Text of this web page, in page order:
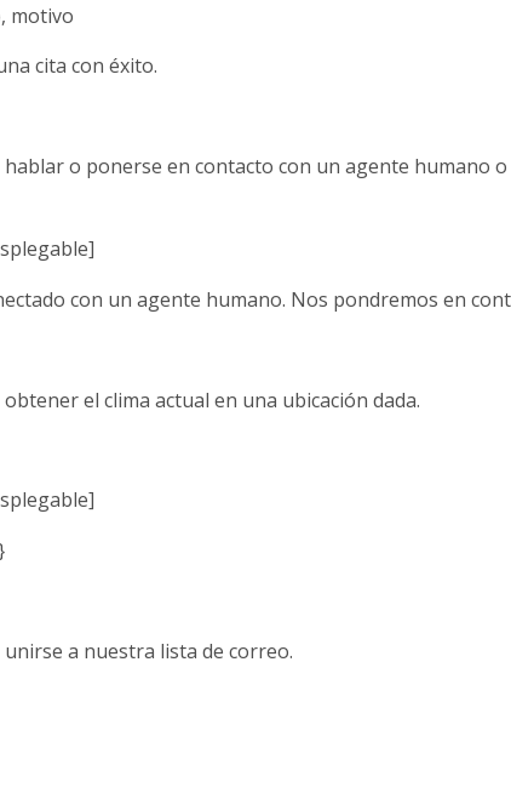
motivo
cita con éxito.
o ponerse en contacto con un agente humano
con un agente humano. Nos pondremos en
el clima actual en una ubicación dada.
a nuestra lista de correo.